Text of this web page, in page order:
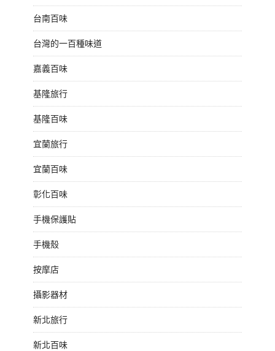
台南百味
台灣的一百種味道
嘉義百味
基隆旅行
基隆百味
宜蘭旅行
宜蘭百味
彰化百味
手機保護貼
手機殼
按摩店
攝影器材
新北旅行
新北百味